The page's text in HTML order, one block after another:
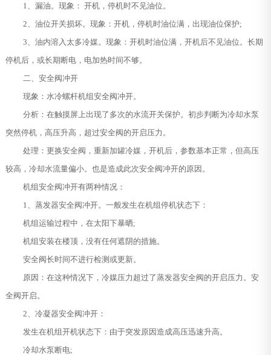
1、漏油。现象： 开机，停机时不见油位。
2、油位开关损坏。现象：开机，停机时油位满，出现油位保护;
3、油内溶入太多冷媒。现象：开机时油位满，开机后不见油位。长期
停机后，或长期断电，电加热时间不够。
二、安全阀冲开
现象：水冷螺杆机组安全阀冲开。
分析：在触摸屏上出现了多次的水流开关保护。初步判断为冷却水泵
突然停机，高压升高，超过安全阀的开启压力。
处理：更换安全阀，重新加罐冷媒，开机后，参数基本正常，但高压
较高，冷却水流量偏小。也是造成此次安全阀冲开的原因。
机组安全阀冲开有两种情况：
1、蒸发器安全阀冲开。一般发生在机组停机状态下：
机组运输过程中，在太阳下暴晒;
机组安装在楼顶，没有任何遮阴的措施。
安全阀长时间不进行检测或更新。
原因：在这种情况下，冷媒压力超过了蒸发器安全阀的开启压力。安
全阀开启。
2、冷凝器安全阀冲开：
发生在机组开机状态下：由于突发原因造成高压迅速升高。
冷却水泵断电;